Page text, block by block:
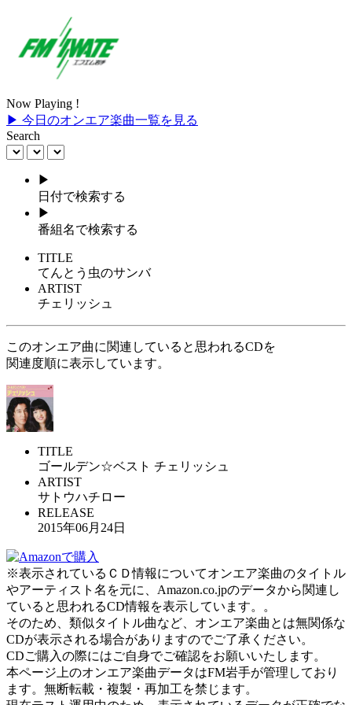
Now Playing !
▶ 今日のオンエア楽曲一覧を見る
Search
▶
日付で検索する
▶
番組名で検索する
TITLE
てんとう虫のサンバ
ARTIST
チェリッシュ
このオンエア曲に関連していると思われるCDを
関連度順に表示しています。
TITLE
ゴールデン☆ベスト チェリッシュ
ARTIST
サトウハチロー
RELEASE
2015年06月24日
※表示されているＣＤ情報についてオンエア楽曲のタイトル
やアーティスト名を元に、Amazon.co.jpのデータから関連し
ていると思われるCD情報を表示しています。。
そのため、類似タイトル曲など、オンエア楽曲とは無関係な
CDが表示される場合がありますのでご了承ください。
CDご購入の際にはご自身でご確認をお願いいたします。
本ページ上のオンエア楽曲データはFM岩手が管理しており
ます。無断転載・複製・再加工を禁じます。